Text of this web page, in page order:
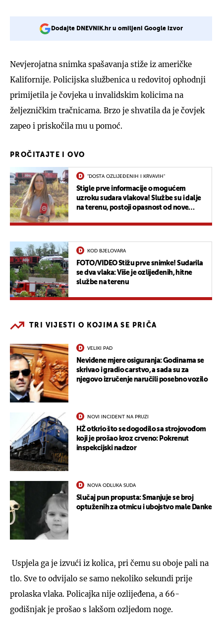
Dodajte DNEVNIK.hr u omiljeni Google izvor
Nevjerojatna snimka spašavanja stiže iz američke
Kalifornije. Policijska službenica u redovitoj ophodnji
primijetila je čovjeka u invalidskim kolicima na
željezničkim tračnicama. Brzo je shvatila da je čovjek
zapeo i priskočila mu u pomoć.
PROČITAJTE I OVO
"DOSTA OZLIJEĐENIH I KRVAVIH"
Stigle prve informacije o mogućem
uzroku sudara vlakova! Službe su i dalje
na terenu, postoji opasnost od nove
KOD BJELOVARA
FOTO/VIDEO Stižu prve snimke! Sudarila
se dva vlaka: Više je ozlijeđenih, hitne
službe na terenu
TRI VIJESTI O KOJIMA SE PRIČA
VELIKI PAD
Neviđene mjere osiguranja: Godinama se
skrivao i gradio carstvo, a sada su za
njegovo izručenje naručili posebno vozilo
NOVI INCIDENT NA PRUZI
HŽ otkrio što se dogodilo sa strojovođom
koji je prošao kroz crveno: Pokrenut
inspekcijski nadzor
NOVA ODLUKA SUDA
Slučaj pun propusta: Smanjuje se broj
optuženih za otmicu i ubojstvo male Danke
Uspjela ga je izvući iz kolica, pri čemu su oboje pali na
tlo. Sve to odvijalo se samo nekoliko sekundi prije
prolaska vlaka. Policajka nije ozlijeđena, a 66-
godišnjak je prošao s lakšom ozljedom noge.